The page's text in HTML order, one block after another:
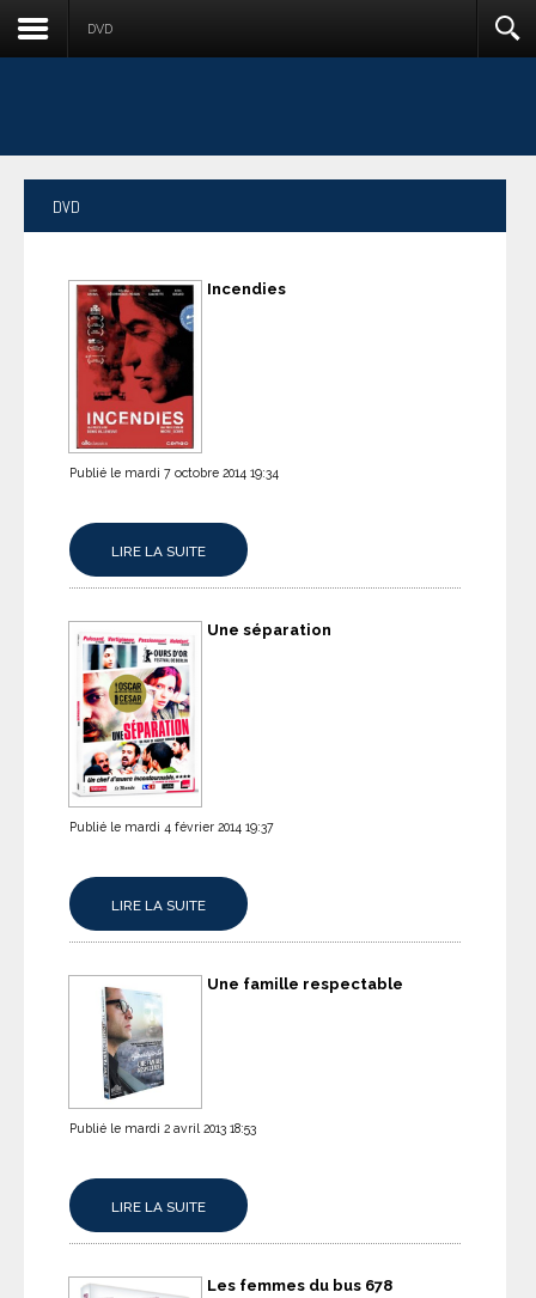
DVD
DVD
Incendies
Publié le mardi 7 octobre 2014 19:34
LIRE LA SUITE
Une séparation
Publié le mardi 4 février 2014 19:37
LIRE LA SUITE
Une famille respectable
Publié le mardi 2 avril 2013 18:53
LIRE LA SUITE
Les femmes du bus 678